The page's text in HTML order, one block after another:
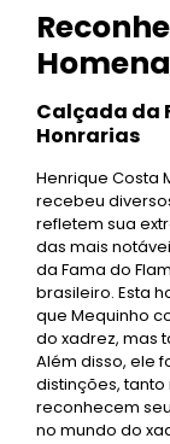
Calçada da
Honrarias
Henrique Costa
recebeu
refletem sua
das mais
da Fama do
brasileiro. Esta
que Mequinho
do xadrez, mas
Além disso, ele
distinções,
reconhecem
no mundo do